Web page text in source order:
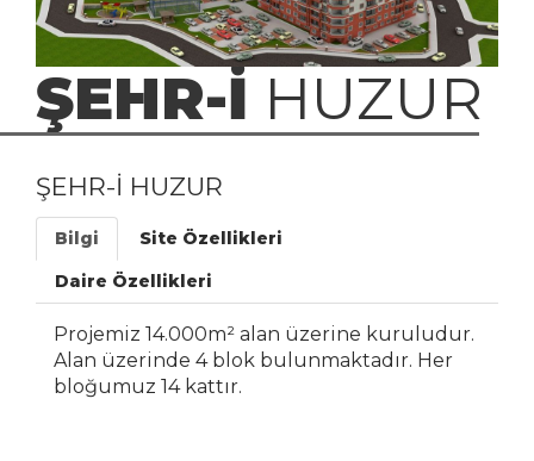
ŞEHR-İ HUZUR
ŞEHR-İ HUZUR
Bilgi
Site Özellikleri
Daire Özellikleri
Projemiz 14.000m² alan üzerine kuruludur.
Alan üzerinde 4 blok bulunmaktadır. Her
bloğumuz 14 kattır.